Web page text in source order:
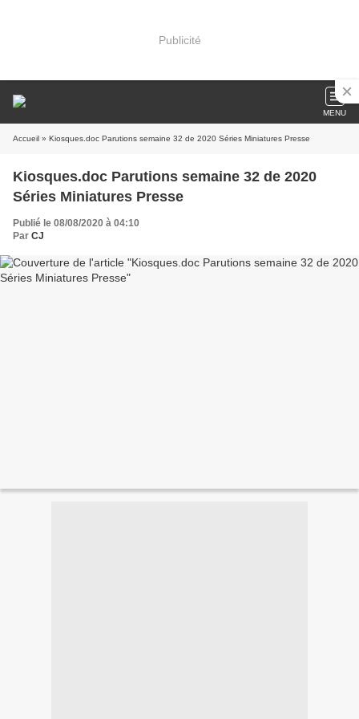
Publicité
MENU
Accueil » Kiosques.doc Parutions semaine 32 de 2020 Séries Miniatures Presse
Kiosques.doc Parutions semaine 32 de 2020
Séries Miniatures Presse
Publié le 08/08/2020 à 04:10
Par CJ